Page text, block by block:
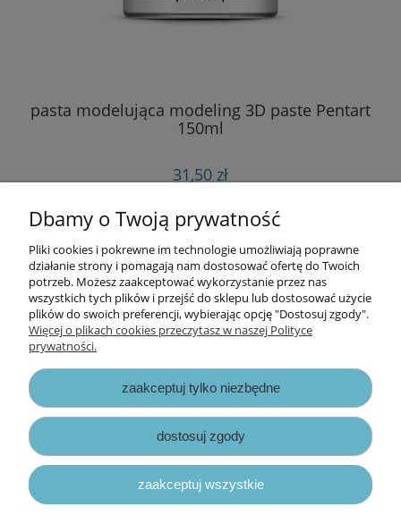
pasta modelująca modeling 3D paste Pentart
150ml
31,50 zł
do koszyka
Informacje
Opłaty i koszty dostawy
Zapisy prawne
Dbamy o Twoją prywatność
Pliki cookies i pokrewne im technologie umożliwiają poprawne
działanie strony i pomagają nam dostosować ofertę do Twoich
potrzeb. Możesz zaakceptować wykorzystanie przez nas
wszystkich tych plików i przejść do sklepu lub dostosować użycie
plików do swoich preferencji, wybierając opcję "Dostosuj zgody".
Więcej o plikach cookies przeczytasz w naszej Polityce
prywatności.
zaakceptuj tylko niezbędne
dostosuj zgody
zaakceptuj wszystkie